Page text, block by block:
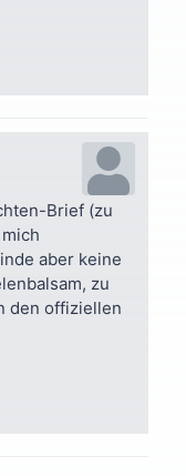
Brief (zu
aber keine
zu
den offiziellen